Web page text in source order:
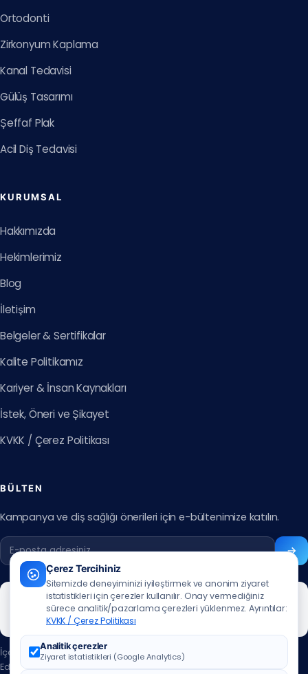
Ortodonti
Zirkonyum Kaplama
Kanal Tedavisi
Gülüş Tasarımı
Şeffaf Plak
Acil Diş Tedavisi
KURUMSAL
Hakkımızda
Hekimlerimiz
Blog
İletişim
Belgeler & Sertifikalar
Kalite Politikamız
Kariyer & İnsan Kaynakları
İstek, Öneri ve Şikayet
KVKK / Çerez Politikası
BÜLTEN
Kampanya ve diş sağlığı önerileri için e-bültenimize katılın.
İçerik güncelleme tarihi:07.07.2026
Editör:
Çerez Tercihiniz
Sitemizde deneyiminizi iyileştirmek ve anonim ziyaret
istatistikleri için çerezler kullanılır. Onay vermediğiniz
sürece analitik/pazarlama çerezleri yüklenmez. Ayrıntılar:
KVKK / Çerez Politikası
Analitik çerezler
Ziyaret istatistikleri (Google Analytics)